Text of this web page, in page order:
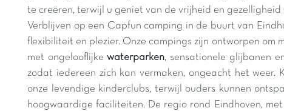
te creëren, terwijl u geniet van de vrijheid en gezelligheid
Verblijven op een Capfun camping in de buurt van
flexibiliteit en plezier. Onze campings zijn ontworpen om
met ongelooflijkewaterparken, sensationele glijbanen
zodat iedereen zich kan vermaken, ongeacht het weer.
onze levendige kinderclubs, terwijl ouders kunnen
hoogwaardige faciliteiten. De regio rond Eindhoven,